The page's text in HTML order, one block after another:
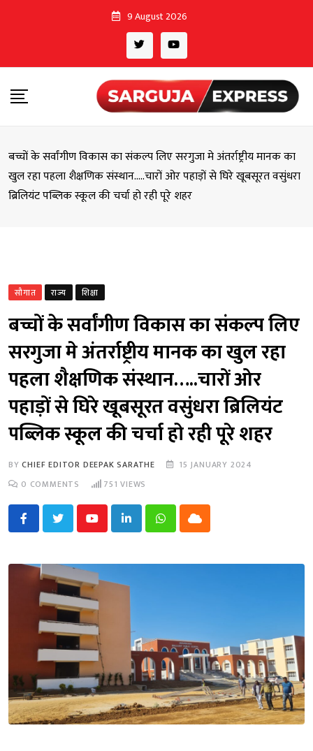
9 August 2026
बच्चों के सर्वांगीण विकास का संकल्प लिए सरगुजा मे अंतर्राष्ट्रीय मानक का
खुल रहा पहला शैक्षणिक संस्थान…..चारों ओर पहाड़ों से घिरे खूबसूरत वसुंधरा
ब्रिलियंट पब्लिक स्कूल की चर्चा हो रही पूरे शहर
सौगात राज्य शिक्षा
बच्चों के सर्वांगीण विकास का संकल्प लिए
सरगुजा मे अंतर्राष्ट्रीय मानक का खुल रहा
पहला शैक्षणिक संस्थान…..चारों ओर
पहाड़ों से घिरे खूबसूरत वसुंधरा ब्रिलियंट
पब्लिक स्कूल की चर्चा हो रही पूरे शहर
BYCHIEF EDITOR DEEPAK SARATHE
15 JANUARY 2024
0 COMMENTS 751 VIEWS
YoutubeLinkedInWhatsappCloud